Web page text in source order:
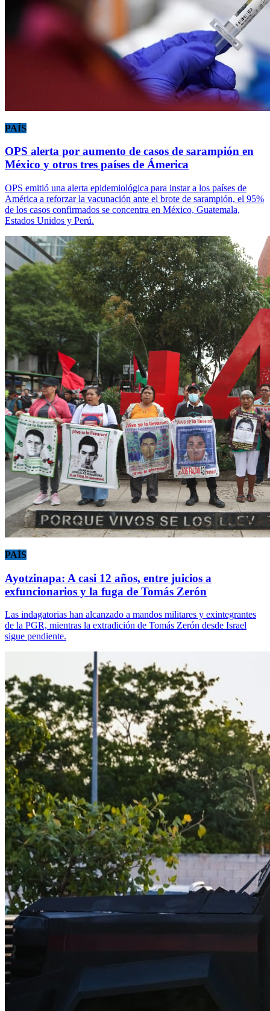
PAÍS
OPS alerta por aumento de casos de sarampión en
México y otros tres países de Ámerica
OPS emitió una alerta epidemiológica para instar a los países de
América a reforzar la vacunación ante el brote de sarampión, el 95%
de los casos confirmados se concentra en México, Guatemala,
Estados Unidos y Perú.
PAÍS
Ayotzinapa: A casi 12 años, entre juicios a
exfuncionarios y la fuga de Tomás Zerón
Las indagatorias han alcanzado a mandos militares y exintegrantes
de la PGR, mientras la extradición de Tomás Zerón desde Israel
sigue pendiente.